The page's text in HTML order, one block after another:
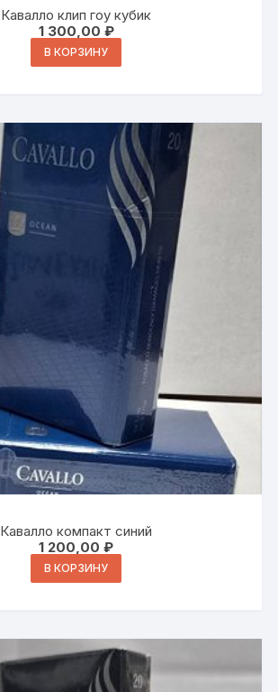
Кавалло клип гоу кубик
1 300,00 ₽
В КОРЗИНУ
Кавалло компакт синий
1 200,00₽
В КОРЗИНУ